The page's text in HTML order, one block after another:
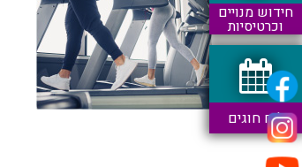
חידוש מנויים
וכרטיסיות
לוח חוגים